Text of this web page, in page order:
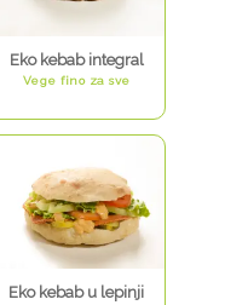
Eko kebab integral
Vege fino za sve
Eko kebab u lepinji